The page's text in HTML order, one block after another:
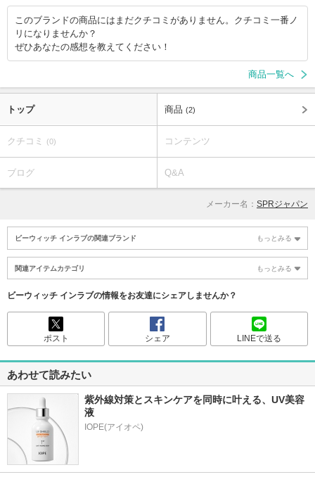
このブランドの商品にはまだクチコミがありません。クチコミ一番ノ
リになりませんか？
ぜひあなたの感想を教えてください！
商品一覧へ
トップ 商品 (2)
クチコミ (0) コンテンツ
ブログ Q&A
メーカー名： SPRジャパン
ビーウィッチ インラブの関連ブランド もっとみる
関連アイテムカテゴリ もっとみる
ビーウィッチ インラブの情報をお友達にシェアしませんか？
ポスト シェア LINEで送る
あわせて読みたい
紫外線対策とスキンケアを同時に叶える、UV美容
液